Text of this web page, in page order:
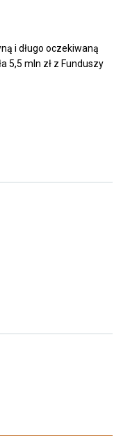
i długo oczekiwaną
5,5 mln zł z Funduszy